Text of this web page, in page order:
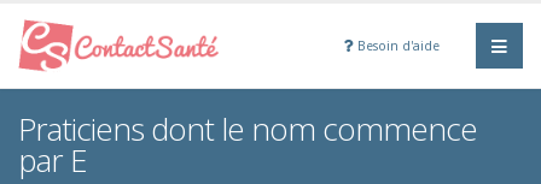
Besoin d'aide
Praticiens dont le nom commence
par E